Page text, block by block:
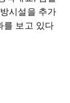
시설을 추가
를 보고 있다